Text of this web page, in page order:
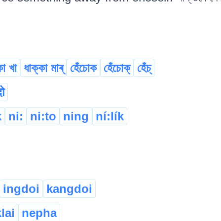
খা ধাক্কা মাৰ্ হেঁচোক হেঁচোক্ হেঁচ্
ni: ni:to ning ní:lík
ingdoi
kangdoi
nepha